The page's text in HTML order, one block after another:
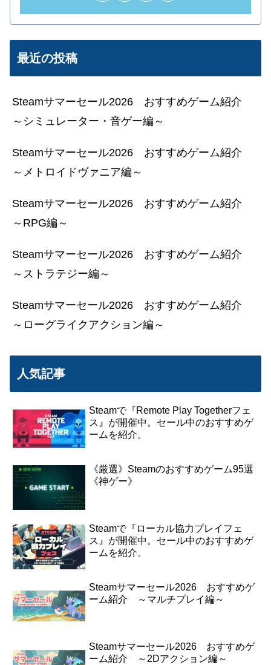
最近の投稿
Steamサマーセール2026 おすすめゲーム紹介
～シミュレーター・音ゲー編～
Steamサマーセール2026 おすすめゲーム紹介
～メトロイドヴァニア編～
Steamサマーセール2026 おすすめゲーム紹介
～RPG編～
Steamサマーセール2026 おすすめゲーム紹介
～ストラテジー編～
Steamサマーセール2026 おすすめゲーム紹介
～ローグライクアクション編～
人気記事
Steamで『Remote Play Togetherフェ
ス』が開催中。セール中のおすすめゲ
ームを紹介。
《厳選》Steamのおすすめゲーム95選
《神ゲー》
Steamで『ローカル協力プレイフェ
ス』が開催中。セール中のおすすめゲ
ームを紹介。
Steamサマーセール2026 おすすめゲ
ーム紹介 ～マルチプレイ編～
Steamサマーセール2026 おすすめゲ
ーム紹介 ～2Dアクション編～